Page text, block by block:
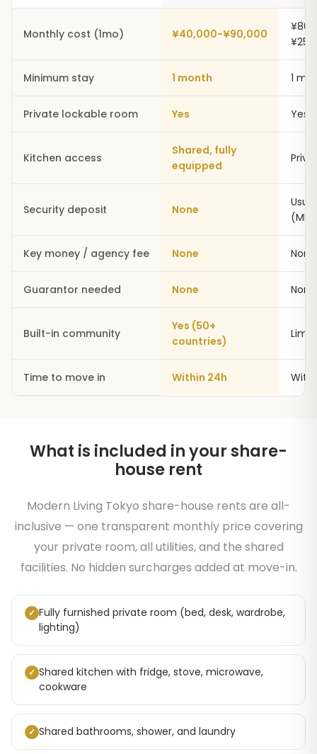
Monthly cost (1mo) ¥40,000-¥90,000
Minimum stay 1 month 1
Private lockable room Yes Yes
Kitchen access
Shared, fully
equipped
Security deposit None
Key money / agency fee None
Guarantor needed None
Built-in community
Yes (50+
countries)
Time to move in Within 24h
What is included in your share-
house rent
Modern Living Tokyo share-house rents are all-
inclusive — one transparent monthly price covering
your private room, all utilities, and the shared
facilities. No hidden surcharges added at move-in.
✓ Fully furnished private room (bed, desk, wardrobe,
lighting)
✓ Shared kitchen with fridge, stove, microwave,
cookware
✓ Shared bathrooms, shower, and laundry